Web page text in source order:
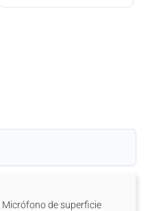
Micrófono de superficie